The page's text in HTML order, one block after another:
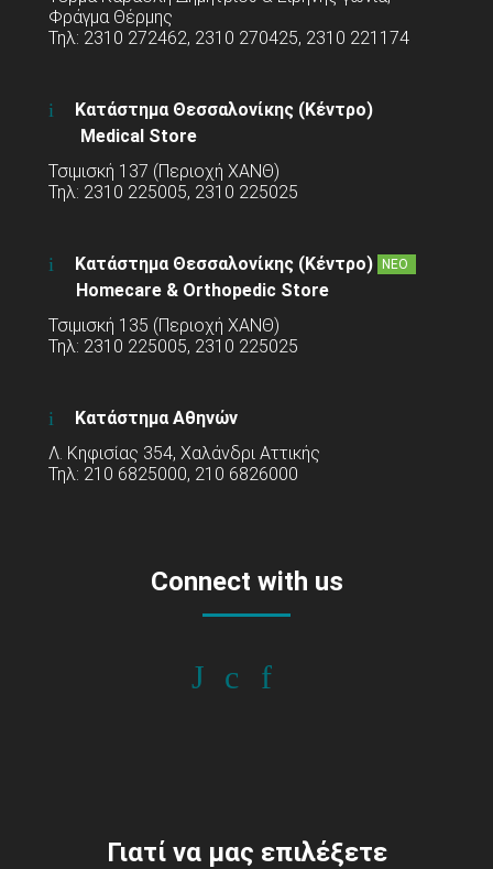
Φράγμα Θέρμης
Τηλ: 2310 272462, 2310 270425, 2310 221174
Κατάστημα Θεσσαλονίκης (Κέντρο)
Medical Store
Τσιμισκή 137 (Περιοχή ΧΑΝΘ)
Τηλ: 2310 225005, 2310 225025
Κατάστημα Θεσσαλονίκης (Κέντρο) ΝΕΟ
Homecare & Orthopedic Store
Τσιμισκή 135 (Περιοχή ΧΑΝΘ)
Τηλ: 2310 225005, 2310 225025
Κατάστημα Αθηνών
Λ. Κηφισίας 354, Χαλάνδρι Αττικής
Τηλ: 210 6825000, 210 6826000
Connect with us
Γιατί να μας επιλέξετε